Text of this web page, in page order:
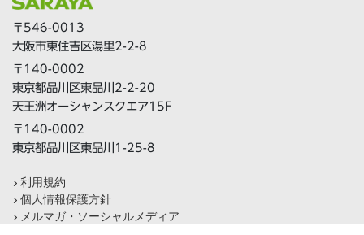
〒546-0013
大阪市東住吉区湯里2-2-8
〒140-0002
東京都品川区東品川2-2-20
天王洲オーシャンスクエア15F
〒140-0002
東京都品川区東品川1-25-8
利用規約
個人情報保護方針
メルマガ・ソーシャルメディア